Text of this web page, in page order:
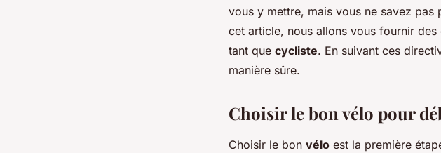
vous y mettre, mais vous ne savez pas
cet article, nous allons vous fournir
tant que cycliste. En suivant ces
manière sûre.
Choisir le bon vélo pour
Choisir le bon vélo est la première